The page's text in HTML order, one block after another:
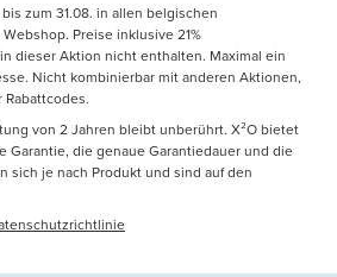
zum 31.08. in allen belgischen
Preise inklusive 21%
dieser Aktion nicht enthalten. Maximal ein
Nicht kombinierbar mit anderen Aktionen,
von 2 Jahren bleibt unberührt. X²O bietet
Garantie, die genaue Garantiedauer und die
sich je nach Produkt und sind auf den